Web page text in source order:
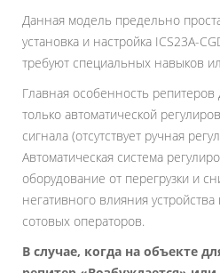
Данная модель предельно
установка и настройка ICS23A-
требуют специальных навыков
Главная особенность
только автоматической
сигнала (отсутствует ручная
Автоматическая система
оборудование от перегрузки и
негативного влияния
сотовых операторов.
В случае, когда на объекте